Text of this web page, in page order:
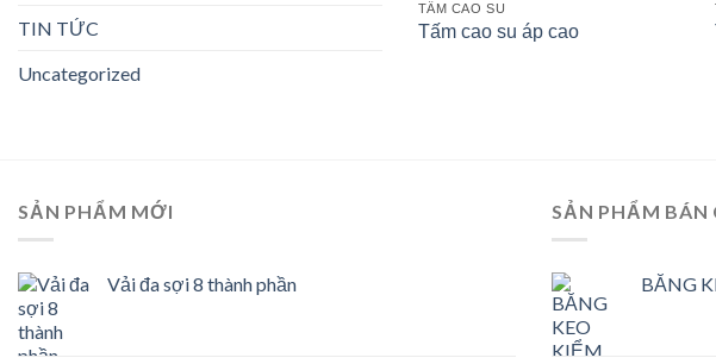
TIN TỨC
Uncategorized
TẤM CAO SU
Tấm cao su áp cao
SẢN PHẨM MỚI
Vải đa sợi 8 thành phần
SẢN PHẨM BÁN
BĂNG